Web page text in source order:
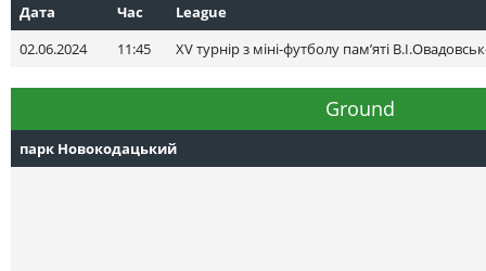
Дата Час
League
02.06.2024
11:45 XV турнір з міні-футболу пам’яті
Ground
парк Новокодацький